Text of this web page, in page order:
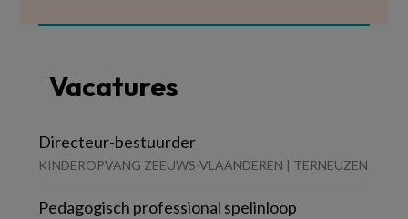
Vacatures
Directeur-bestuurder
KINDEROPVANG ZEEUWS-VLAANDEREN | TERNEUZEN
Pedagogisch professional spelinloop